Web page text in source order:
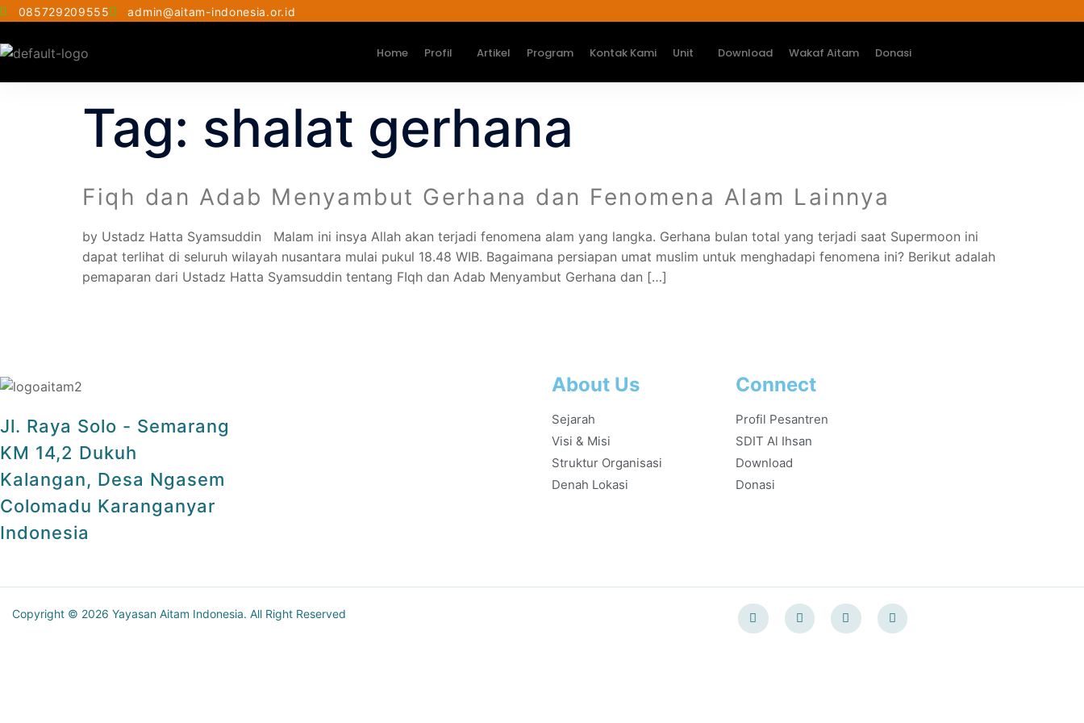
085729209555 admin@aitam-indonesia.or.id
Home Profil Artikel Program Kontak Kami Unit Download Wakaf Aitam Donasi
Tag: shalat gerhana
Fiqh dan Adab Menyambut Gerhana dan Fenomena Alam Lainnya
by Ustadz Hatta Syamsuddin Malam ini insya Allah akan terjadi fenomena alam yang langka. Gerhana bulan total yang terjadi saat Supermoon ini
dapat terlihat di seluruh wilayah nusantara mulai pukul 18.48 WIB. Bagaimana persiapan umat muslim untuk menghadapi fenomena ini? Berikut adalah
pemaparan dari Ustadz Hatta Syamsuddin tentang FIqh dan Adab Menyambut Gerhana dan […]
Jl. Raya Solo - Semarang
KM 14,2 Dukuh
Kalangan, Desa Ngasem
Colomadu Karanganyar
Indonesia
About Us
Sejarah
Visi & Misi
Struktur Organisasi
Denah Lokasi
Connect
Profil Pesantren
SDIT Al Ihsan
Download
Donasi
Copyright © 2026 Yayasan Aitam Indonesia. All Right Reserved